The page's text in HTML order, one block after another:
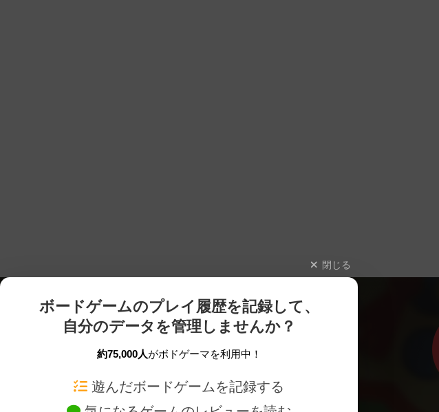
閉じる
ボードゲームのプレイ履歴を記録して、
自分のデータを管理しませんか？
約75,000人がボドゲーマを利用中！
遊んだボードゲームを記録する